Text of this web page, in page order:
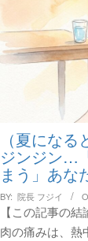
（夏にな
ジンジン…
まう」あな
BY: 院長 フジイ
【この記事の
肉の痛みは、熱